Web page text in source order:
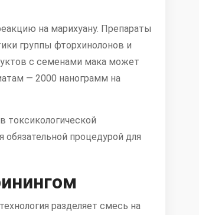
на марихуану. Препараты
группы фторхинолонов и
с семенами мака может
— 2000 нанограмм на
токсикологической
обязательной процедурой для
разделяет смесь на